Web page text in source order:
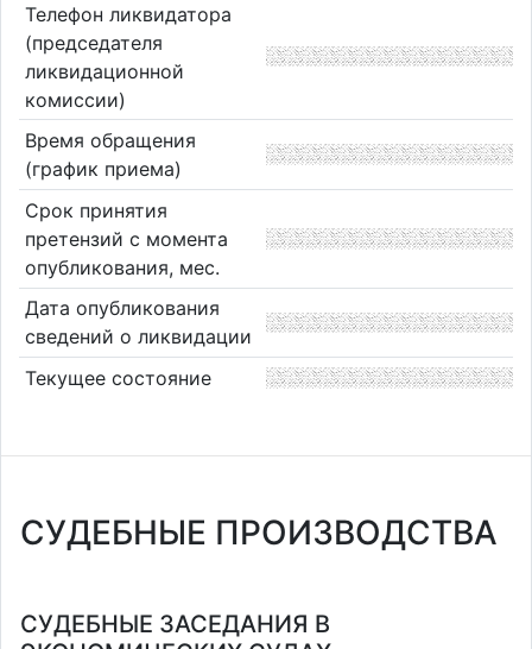
Телефон ликвидатора
(председателя
ликвидационной
комиссии)
Время обращения
(график приема)
Срок принятия
претензий с момента
опубликования, мес.
Дата опубликования
сведений о ликвидации
Текущее состояние
СУДЕБНЫЕ ПРОИЗВОДСТВА
СУДЕБНЫЕ ЗАСЕДАНИЯ В